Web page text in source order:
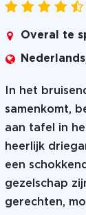
Overal te
In het
samenkomt,
aan tafel in
heerlijk
een
gezelschap
gerechten,